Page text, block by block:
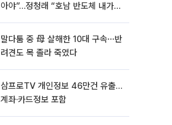
아야”…정청래 “호남 반도체 내가
말다툼 중 母 살해한 10대 구속⋯반
려견도 목 졸라 죽였다
삼프로TV 개인정보 46만건 유출…
계좌·카드정보 포함